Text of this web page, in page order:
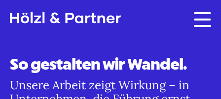
So gestalten wir Wandel.
Unsere Arbeit zeigt Wirkung – in